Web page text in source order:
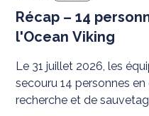
Récap – 14
l'Ocean Viking
Le 31 juillet 2026, les
secouru 14 personnes
recherche et de